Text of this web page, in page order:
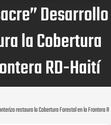
Desarrollo
la Cobertura
RD-Haití
restaura la Cobertura Forestal en la Frontera